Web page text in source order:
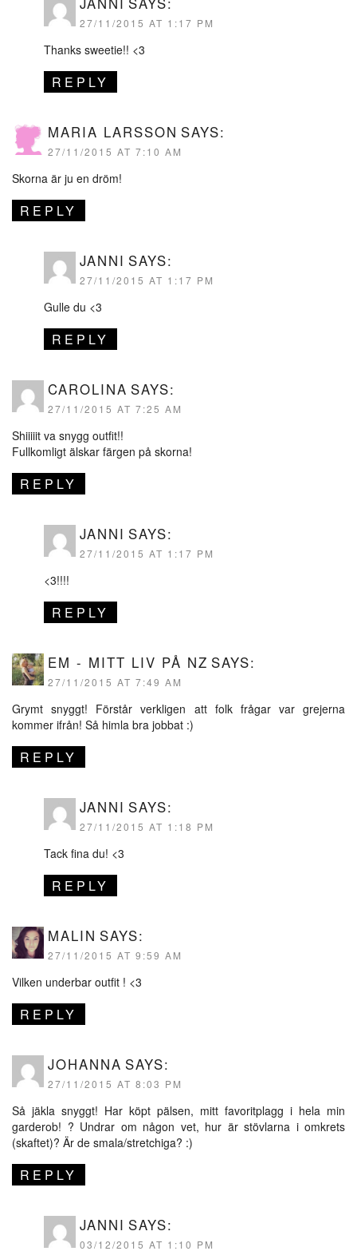
27/11/2015 AT 1:17 PM
Thanks sweetie!! <3
REPLY
MARIA LARSSON SAYS:
27/11/2015 AT 7:10 AM
Skorna är ju en dröm!
REPLY
JANNI SAYS:
27/11/2015 AT 1:17 PM
Gulle du <3
REPLY
CAROLINA SAYS:
27/11/2015 AT 7:25 AM
Shiiiiit va snygg outfit!!
Fullkomligt älskar färgen på skorna!
REPLY
JANNI SAYS:
27/11/2015 AT 1:17 PM
<3!!!!
REPLY
EM - MITT LIV PÅ NZ SAYS:
27/11/2015 AT 7:49 AM
Grymt snyggt! Förstår verkligen att folk frågar var grejerna
kommer ifrån! Så himla bra jobbat :)
REPLY
JANNI SAYS:
27/11/2015 AT 1:18 PM
Tack fina du! <3
REPLY
MALIN SAYS:
27/11/2015 AT 9:59 AM
Vilken underbar outfit ! <3
REPLY
JOHANNA SAYS:
27/11/2015 AT 8:03 PM
Så jäkla snyggt! Har köpt pälsen, mitt favoritplagg i hela min
garderob! ? Undrar om någon vet, hur är stövlarna i omkrets
(skaftet)? Är de smala/stretchiga? :)
REPLY
JANNI SAYS:
03/12/2015 AT 1:10 PM